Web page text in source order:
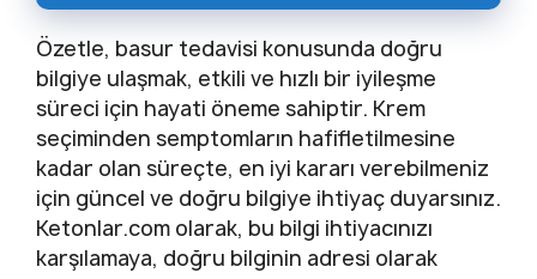
Özetle, basur tedavisi konusunda doğru
bilgiye ulaşmak, etkili ve hızlı bir iyileşme
süreci için hayati öneme sahiptir. Krem
seçiminden semptomların hafifletilmesine
kadar olan süreçte, en iyi kararı verebilmeniz
için güncel ve doğru bilgiye ihtiyaç duyarsınız.
Ketonlar.com olarak, bu bilgi ihtiyacınızı
karşılamaya, doğru bilginin adresi olarak